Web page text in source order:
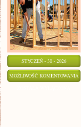
STYCZEŃ - 30 - 2026
MOŻLIWOŚĆ KOMENTOWANIA